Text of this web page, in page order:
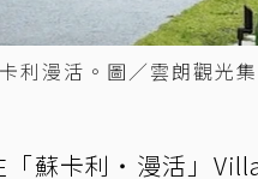
利漫活。圖／雲朗觀光
蘇卡利‧漫活」